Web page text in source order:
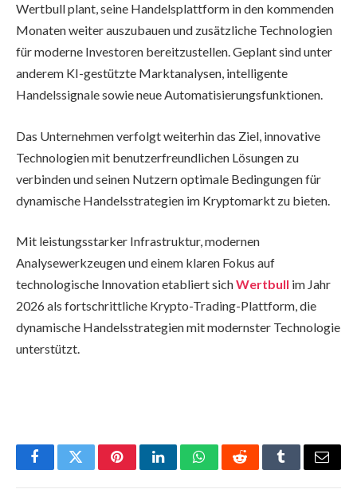
Wertbull plant, seine Handelsplattform in den kommenden
Monaten weiter auszubauen und zusätzliche Technologien
für moderne Investoren bereitzustellen. Geplant sind unter
anderem KI-gestützte Marktanalysen, intelligente
Handelssignale sowie neue Automatisierungsfunktionen.
Das Unternehmen verfolgt weiterhin das Ziel, innovative
Technologien mit benutzerfreundlichen Lösungen zu
verbinden und seinen Nutzern optimale Bedingungen für
dynamische Handelsstrategien im Kryptomarkt zu bieten.
Mit leistungsstarker Infrastruktur, modernen
Analysewerkzeugen und einem klaren Fokus auf
technologische Innovation etabliert sichWertbull im Jahr
2026 als fortschrittliche Krypto-Trading-Plattform, die
dynamische Handelsstrategien mit modernster Technologie
unterstützt.
FacebookTwitterPinterestLinkedInWhatsAppRedditTumblrEmail